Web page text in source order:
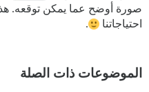
صورة أوضح عما يمكن توقعه.
احتياجاتنا
.
الموضوعات ذات الصلة